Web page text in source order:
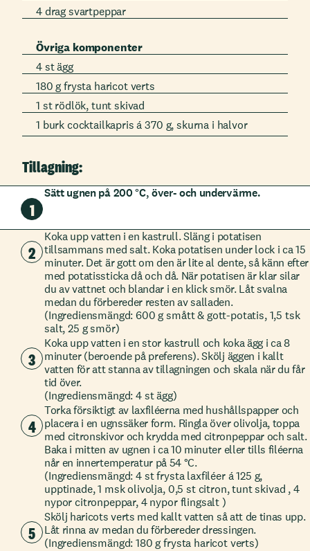
4 drag svartpeppar
Övriga komponenter
4 st ägg
180 g frysta haricot verts
1 st rödlök, tunt skivad
1 burk cocktailkapris á 370 g, skurna i halvor
Tillagning:
1
Sätt ugnen på 200 °C, över- och undervärme.
2
Koka upp vatten i en kastrull. Släng i potatisen
tillsammans med salt. Koka potatisen under lock i ca 15
minuter. Det är gott om den är lite al dente, så känn efter
med potatissticka då och då. När potatisen är klar silar
du av vattnet och blandar i en klick smör. Låt svalna
medan du förbereder resten av salladen.
(Ingrediensmängd: 600 g smått & gott-potatis, 1,5 tsk
salt, 25 g smör)
3
Koka upp vatten i en stor kastrull och koka ägg i ca 8
minuter (beroende på preferens). Skölj äggen i kallt
vatten för att stanna av tillagningen och skala när du får
tid över.
(Ingrediensmängd: 4 st ägg)
4
Torka försiktigt av laxfiléerna med hushållspapper och
placera i en ugnssäker form. Ringla över olivolja, toppa
med citronskivor och krydda med citronpeppar och salt.
Baka i mitten av ugnen i ca 10 minuter eller tills filéerna
når en innertemperatur på 54 °C.
(Ingrediensmängd: 4 st frysta laxfiléer á 125 g,
upptinade, 1 msk olivolja, 0,5 st citron, tunt skivad , 4
nypor citronpeppar, 4 nypor flingsalt )
5
Skölj haricots verts med kallt vatten så att de tinas upp.
Låt rinna av medan du förbereder dressingen.
(Ingrediensmängd: 180 g frysta haricot verts)